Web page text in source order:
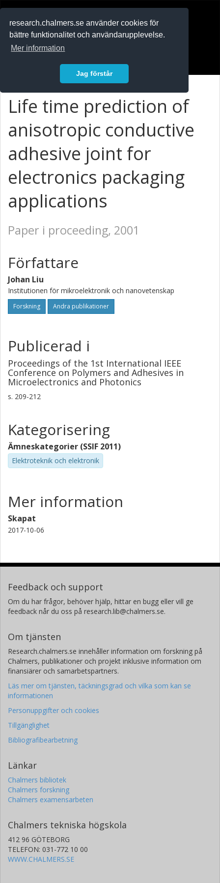
research.chalmers.se använder cookies för
bättre funktionalitet och användarupplevelse.
Mer information
Jag förstår
Life time prediction of
anisotropic conductive
adhesive joint for
electronics packaging
applications
Paper i proceeding, 2001
Författare
Johan Liu
Institutionen för mikroelektronik och nanovetenskap
Forskning Andra publikationer
Publicerad i
Proceedings of the 1st International IEEE
Conference on Polymers and Adhesives in
Microelectronics and Photonics
s. 209-212
Kategorisering
Ämneskategorier (SSIF 2011)
Elektroteknik och elektronik
Mer information
Skapat
2017-10-06
Feedback och support
Om du har frågor, behöver hjälp, hittar en bugg eller vill ge
feedback når du oss på research.lib@chalmers.se.
Om tjänsten
Research.chalmers.se innehåller information om forskning på
Chalmers, publikationer och projekt inklusive information om
finansiärer och samarbetspartners.
Läs mer om tjänsten, täckningsgrad och vilka som kan se
informationen
Personuppgifter och cookies
Tillgänglighet
Bibliografibearbetning
Länkar
Chalmers bibliotek
Chalmers forskning
Chalmers examensarbeten
Chalmers tekniska högskola
412 96 GÖTEBORG
TELEFON: 031-772 10 00
WWW.CHALMERS.SE